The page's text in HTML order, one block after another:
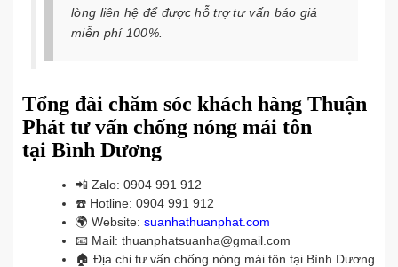
lòng liên hệ để được hỗ trợ tư vấn báo giá
miễn phí 100%.
Tổng đài chăm sóc khách hàng Thuận
Phát tư vấn chống nóng mái tôn
tại Bình Dương
📲 Zalo: 0904 991 912
☎️ Hotline: 0904 991 912
🌍 Website: suanhathuanphat.com
📧 Mail: thuanphatsuanha@gmail.com
🏠 Địa chỉ tư vấn chống nóng mái tôn tại Bình Dương